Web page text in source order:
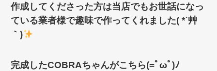
作成してくださった方は当店でもお世話になっ
ている業者様で趣味で作ってくれました( *´艸
｀)
完成したCOBRAちゃんがこちら(=ﾟωﾟ)ﾉ